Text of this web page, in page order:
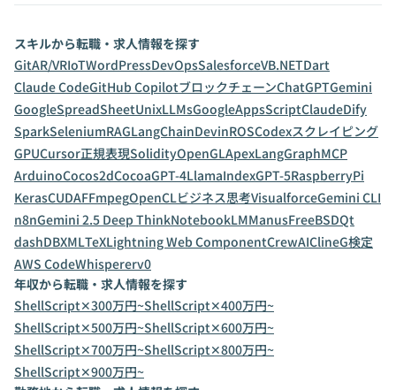
スキルから転職・求人情報を探す
GitAR/VRIoTWordPressDevOpsSalesforceVB.NETDart
Claude CodeGitHub CopilotブロックチェーンChatGPTGemini
GoogleSpreadSheetUnixLLMsGoogleAppsScriptClaudeDify
SparkSeleniumRAGLangChainDevinROSCodexスクレイピング
GPUCursor正規表現SolidityOpenGLApexLangGraphMCP
ArduinoCocos2dCocoaGPT-4LlamaIndexGPT-5RaspberryPi
KerasCUDAFFmpegOpenCLビジネス思考VisualforceGemini CLI
n8nGemini 2.5 Deep ThinkNotebookLMManusFreeBSDQt
dashDBXMLTeXLightning Web ComponentCrewAIClineG検定
AWS CodeWhispererv0
年収から転職・求人情報を探す
ShellScript✕300万円~ShellScript✕400万円~
ShellScript✕500万円~ShellScript✕600万円~
ShellScript✕700万円~ShellScript✕800万円~
ShellScript✕900万円~